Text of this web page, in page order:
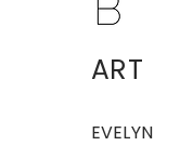
ART
EVELYN